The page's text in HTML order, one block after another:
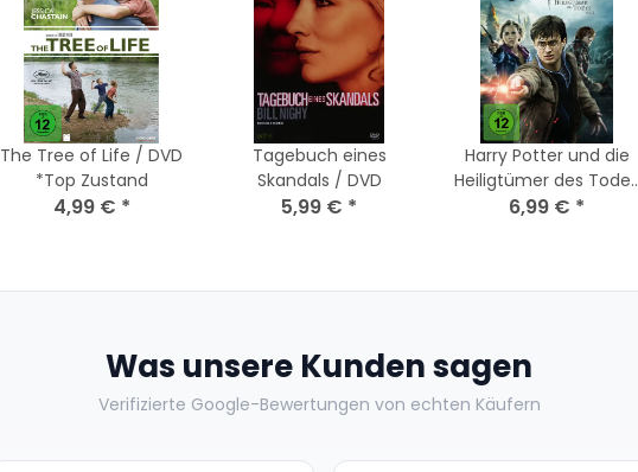
The Tree of Life / DVD
*Top Zustand
4,99 € *
Tagebuch eines
Skandals / DVD
5,99 € *
Harry Potter und die
Heiligtümer des Todes
Teil 2 / DVD
6,99 € *
Was unsere Kunden sagen
Verifizierte Google-Bewertungen von echten Käufern